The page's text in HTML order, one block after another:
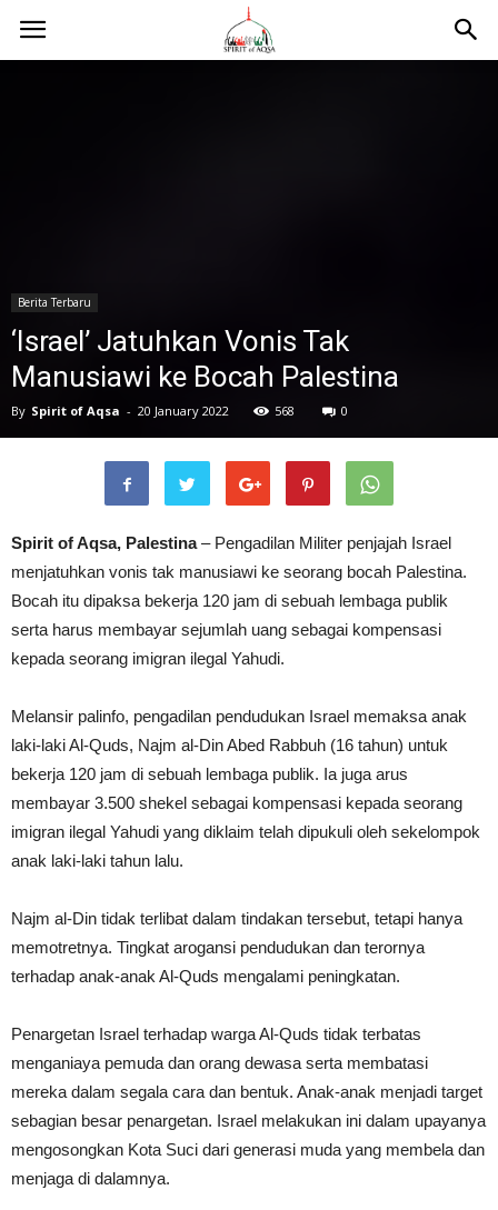
Berita Terbaru
‘Israel’ Jatuhkan Vonis Tak
Manusiawi ke Bocah Palestina
By Spirit of Aqsa - 20 January 2022 568 0
Spirit of Aqsa, Palestina– Pengadilan Militer penjajah Israel
menjatuhkan vonis tak manusiawi ke seorang bocah Palestina.
Bocah itu dipaksa bekerja 120 jam di sebuah lembaga publik
serta harus membayar sejumlah uang sebagai kompensasi
kepada seorang imigran ilegal Yahudi.
Melansir palinfo, pengadilan pendudukan Israel memaksa anak
laki-laki Al-Quds, Najm al-Din Abed Rabbuh (16 tahun) untuk
bekerja 120 jam di sebuah lembaga publik. Ia juga arus
membayar 3.500 shekel sebagai kompensasi kepada seorang
imigran ilegal Yahudi yang diklaim telah dipukuli oleh sekelompok
anak laki-laki tahun lalu.
Najm al-Din tidak terlibat dalam tindakan tersebut, tetapi hanya
memotretnya. Tingkat arogansi pendudukan dan terornya
terhadap anak-anak Al-Quds mengalami peningkatan.
Penargetan Israel terhadap warga Al-Quds tidak terbatas
menganiaya pemuda dan orang dewasa serta membatasi
mereka dalam segala cara dan bentuk. Anak-anak menjadi target
sebagian besar penargetan. Israel melakukan ini dalam upayanya
mengosongkan Kota Suci dari generasi muda yang membela dan
menjaga di dalamnya.